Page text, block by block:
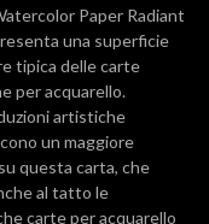
Paper Radiant
una superficie
tipica delle carte
per acquarello.
artistiche
un maggiore
questa carta, che
al tatto le
carte per acquarello